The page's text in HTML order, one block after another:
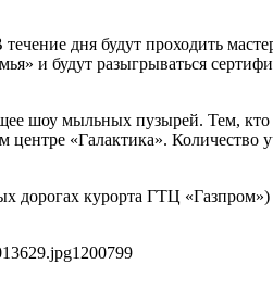
дня будут проходить
и будут разыгрываться
шоу мыльных пузырей. Тем,
центре «Галактика». Количество
дорогах курорта ГТЦ
1200799